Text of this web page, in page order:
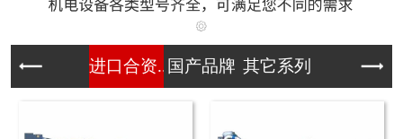
进口合资...国产品牌 其它系列